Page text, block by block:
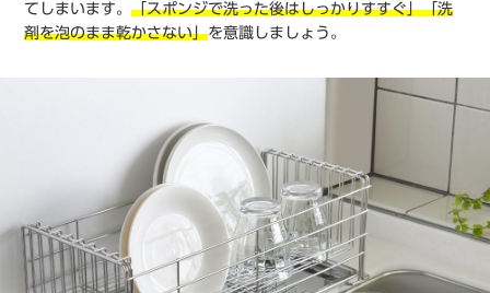
てしまいます。「スポンジで洗った後はしっかりすすぐ」「洗
剤を泡のまま乾かさない」を意識しましょう。